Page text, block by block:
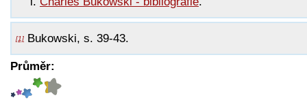
[1] Bukowski, s. 39-43.
Průměr: